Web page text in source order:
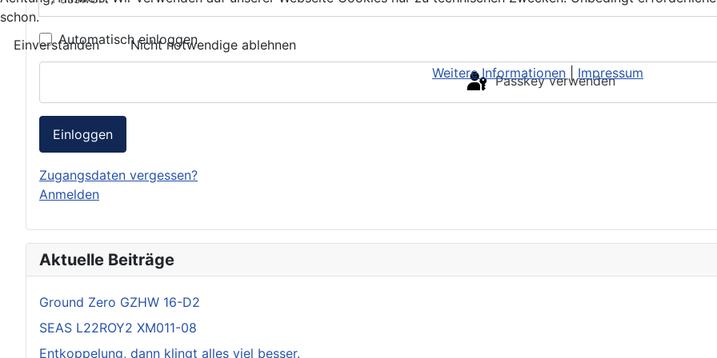
Automatisch einloggen
Passkey verwenden
Einloggen
Zugangsdaten vergessen?
Anmelden
Aktuelle Beiträge
Ground Zero GZHW 16-D2
SEAS L22ROY2 XM011-08
Entkoppelung, dann klingt alles viel besser.
schon.
Einverstanden
Nicht notwendige ablehnen
Weitere Informationen
Impressum